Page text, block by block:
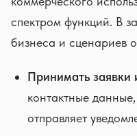
спектром функций. В
бизнеса и сценариев
Принимать заявки
контактные
отправляет